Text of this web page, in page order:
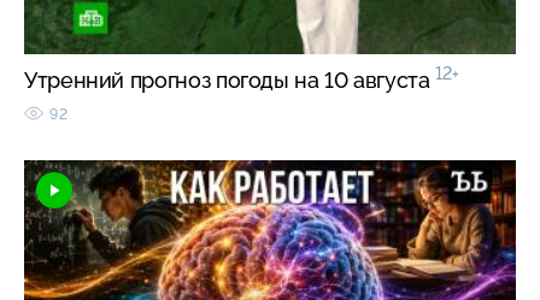
Утренний прогноз погоды на 10 августа 12+
92